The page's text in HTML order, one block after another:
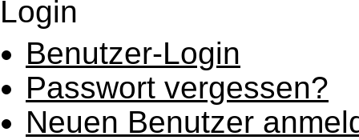
Login
Benutzer-Login
Passwort vergessen?
Neuen Benutzer